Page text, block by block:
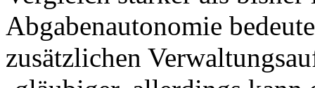
Abgabenautonomie
zusätzlichen